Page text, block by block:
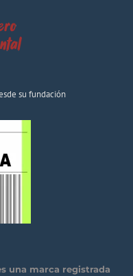
su fundación
una marca registrada